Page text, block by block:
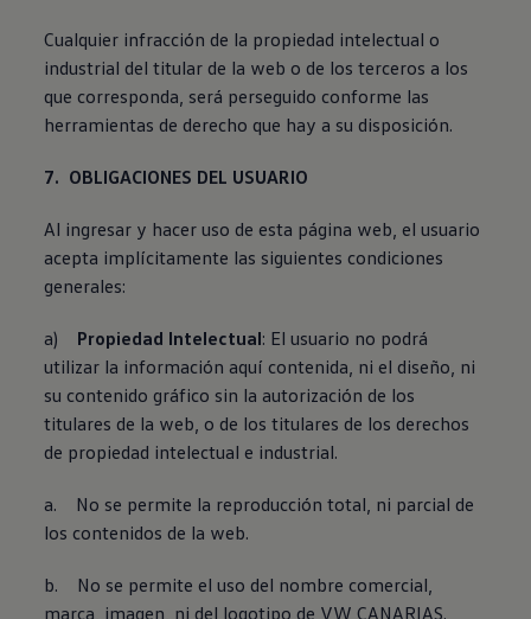
Cualquier infracción de la propiedad intelectual o
industrial del titular de la web o de los terceros a los
que corresponda, será perseguido conforme las
herramientas de derecho que hay a su disposición.
7. OBLIGACIONES DEL USUARIO
Al ingresar y hacer uso de esta página web, el usuario
acepta implícitamente las siguientes condiciones
generales:
a) Propiedad Intelectual: El usuario no podrá
utilizar la información aquí contenida, ni el diseño, ni
su contenido gráfico sin la autorización de los
titulares de la web, o de los titulares de los derechos
de propiedad intelectual e industrial.
a. No se permite la reproducción total, ni parcial de
los contenidos de la web.
b. No se permite el uso del nombre comercial,
marca, imagen, ni del logotipo de VW CANARIAS.